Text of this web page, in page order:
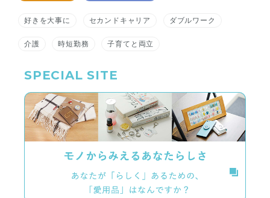
好きを大事に セカンドキャリア ダブルワーク
介護 時短勤務 子育てと両立
SPECIAL SITE